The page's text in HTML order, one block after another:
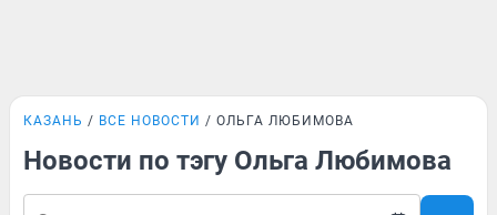
КАЗАНЬ ВСЕ НОВОСТИ ОЛЬГА ЛЮБИМОВА
Новости по тэгу Ольга Любимова